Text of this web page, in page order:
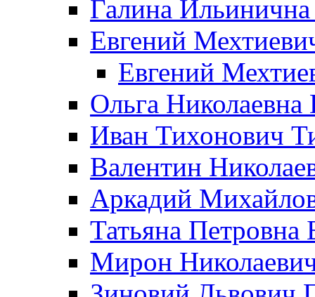
Галина
Евгений
Евгений
Ольга Николаевна
Иван Тихонович
Валентин
Аркадий
Татьяна Петровна
Мирон